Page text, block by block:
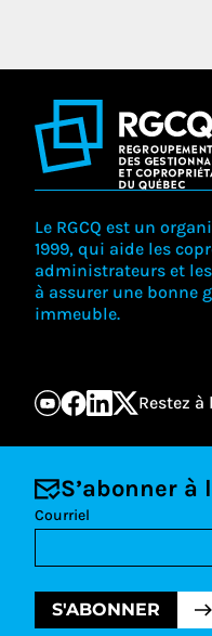
Le RGCQ est un
1999, qui aide les
administrateurs et
à assurer une bonne
immeuble.
Restez à
S’abonner à
Courriel
S'ABONNER